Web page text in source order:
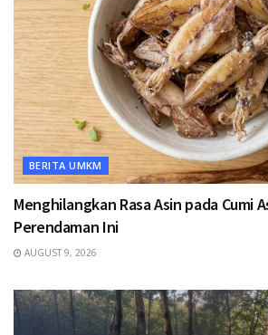
BERITA UMKM
Menghilangkan Rasa Asin pada Cumi
Perendaman Ini
AUGUST 9, 2026